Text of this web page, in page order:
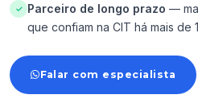
✓ Parceiro de longo prazo —
que confiam na CIT há mais de
Falar com especialista